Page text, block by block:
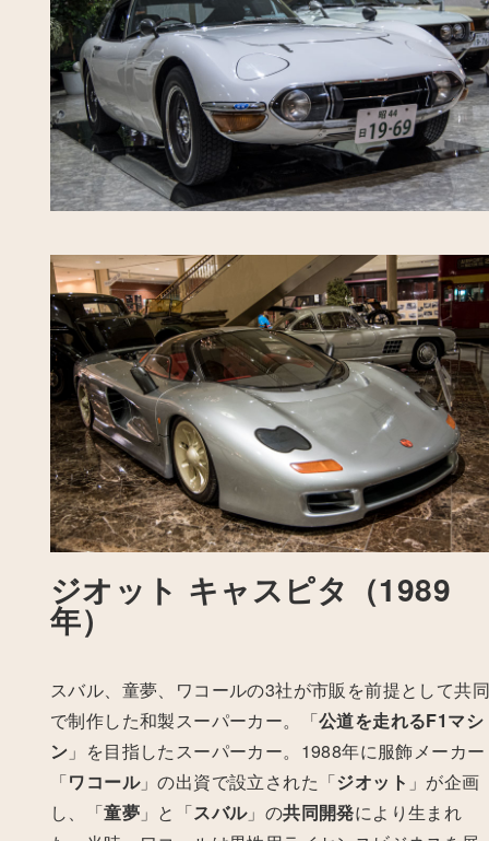
ジオット キャスピタ（1989
年）
スバル、童夢、ワコールの3社が市販を前提として共同
で制作した和製スーパーカー。
「公道を走れるF1マシ
ン 」を目指したスーパーカー。1988年に服飾メーカー
「ワコール」の出資で設立された「ジオット 」が企画
し、「童夢」と「スバル」の共同開発により生まれ